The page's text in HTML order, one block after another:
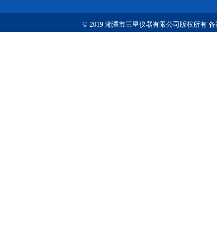
© 2019 湘潭市三星仪器有限公司版权所有 备